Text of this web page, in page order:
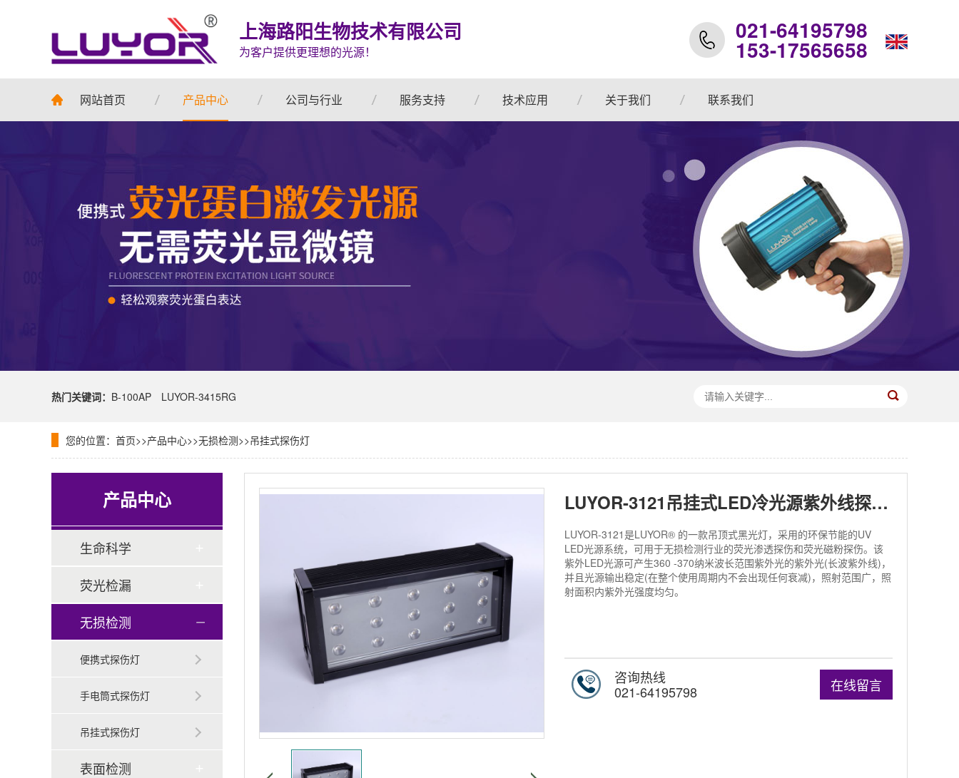
上海路阳生物技术有限公司
为客户提供更理想的光源！
021-64195798
153-17565658
网站首页 产品中心 公司与行业 服务支持 技术应用 关于我们 联系我们
热门关键词： B-100AP LUYOR-3415RG
您的位置： 首页>>产品中心>>无损检测>>吊挂式探伤灯
产品中心
生命科学
荧光检漏
无损检测
便携式探伤灯
手电筒式探伤灯
吊挂式探伤灯
表面检测
LUYOR-3121吊挂式LED冷光源紫外线探伤灯
LUYOR-3121是LUYOR® 的一款吊顶式黑光灯，采用的环保节能的UV
LED光源系统，可用于无损检测行业的荧光渗透探伤和荧光磁粉探伤。该
紫外LED光源可产生360 -370纳米波长范围紫外光的紫外光(长波紫外线)，
并且光源输出稳定(在整个使用周期内不会出现任何衰减)，照射范围广，照
射面积内紫外光强度均匀。
在线留言
咨询热线
021-64195798